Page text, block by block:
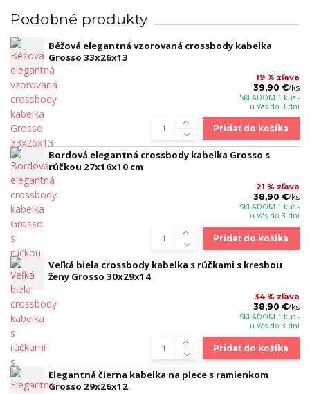
Podobné produkty
Béžová elegantná vzorovaná crossbody kabelka
Grosso 33x26x13
19 % zľava
39,90 €/ks
SKLADOM 1 kus -
u Vás do 3 dní
Pridať do košíka
Bordová elegantná crossbody kabelka Grosso s
rúčkou 27x16x10 cm
21 % zľava
38,90 €/ks
SKLADOM 1 kus -
u Vás do 3 dní
Pridať do košíka
Veľká biela crossbody kabelka s rúčkami s kresbou
ženy Grosso 30x29x14
34 % zľava
38,90 €/ks
SKLADOM 1 kus -
u Vás do 3 dní
Pridať do košíka
Elegantná čierna kabelka na plece s ramienkom
Grosso 29x26x12